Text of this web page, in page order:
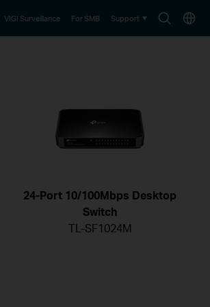
SearchChoose
VIGI Surveillance For SMB Support
24-Port 10/100Mbps Desktop
Switch
TL-SF1024M